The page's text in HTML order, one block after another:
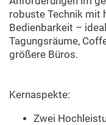
robuste Technik mit
Bedienbarkeit –
Tagungsräume,
größere Büros.
Kernaspekte:
Zwei